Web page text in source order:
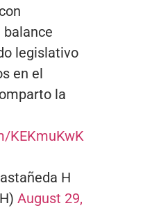
legislativo
en el
la
KEKmuKwK
H
August 29,